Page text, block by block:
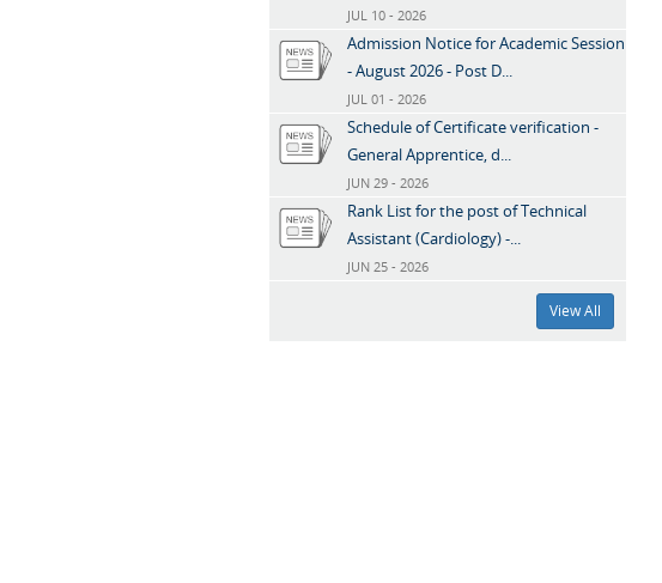
JUL 10 - 2026
Admission Notice for Academic Session
- August 2026 - Post D...
JUL 01 - 2026
Schedule of Certificate verification -
General Apprentice, d...
JUN 29 - 2026
Rank List for the post of Technical
Assistant (Cardiology) -...
JUN 25 - 2026
View All